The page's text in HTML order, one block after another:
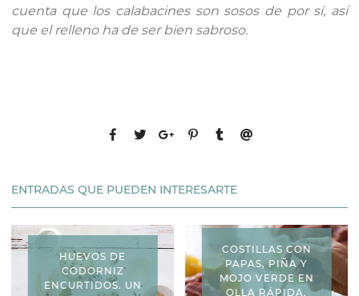
cuenta que los calabacines son sosos de por sí, así
que el relleno ha de ser bien sabroso.
ENTRADAS QUE PUEDEN INTERESARTE
HUEVOS DE
CODORNIZ
ENCURTIDOS. UN
COSTILLAS CON
PAPAS, PIÑA Y
MOJO VERDE EN
OLLA RÁPIDA.